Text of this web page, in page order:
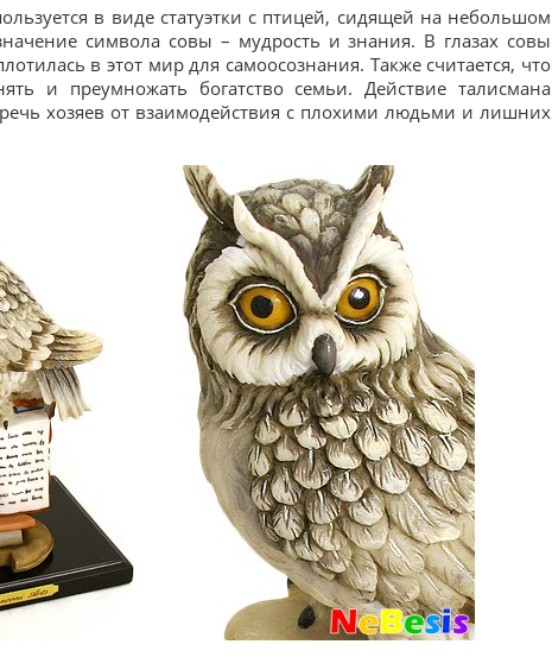
в виде статуэтки с птицей, сидящей на небольшом
символа совы – мудрость и знания. В глазах совы
в этот мир для самоосознания. Также считается, что
и преумножать богатство семьи. Действие талисмана
хозяев от взаимодействия с плохими людьми и лишних